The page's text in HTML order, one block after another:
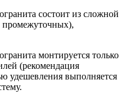
состоит из сложной
монтируется только
(рекомендация
удешевления выполняется